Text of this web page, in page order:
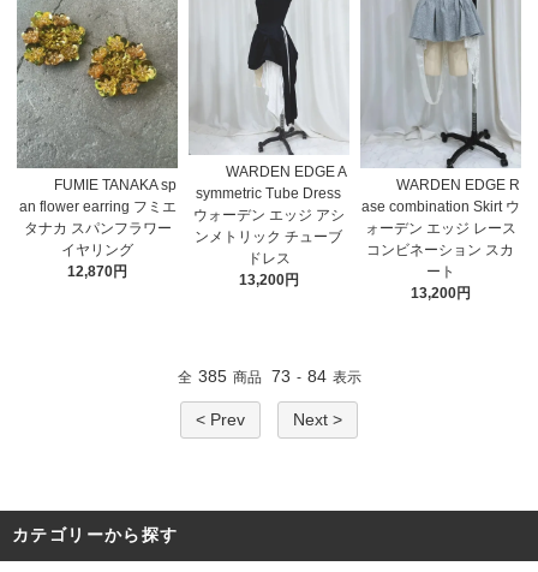
FUMIE TANAKA sp
an flower earring フミエ
タナカ スパンフラワー
イヤリング
12,870円
WARDEN EDGE A
symmetric Tube Dress
ウォーデン エッジ アシ
ンメトリック チューブ
ドレス
13,200円
WARDEN EDGE R
ase combination Skirt ウ
ォーデン エッジ レース
コンビネーション スカ
ート
13,200円
全 385 商品 73 - 84 表示
< Prev Next >
カテゴリーから探す